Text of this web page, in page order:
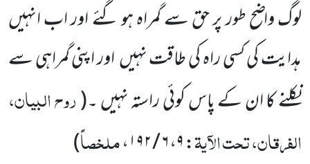
لوگ واضح طور پر حق سے گمراہ ہو گئے اور اب انہیں
ہدایت کی کسی راہ کی طاقت نہیں اور اپنی گمراہی سے
نکلنے کا ان کے پاس کوئی راستہ نہیں ۔(روح البیان،
الفرقان، تحت الآیۃ:۹،۶ / ۱۹۲ ،ملخصاً)